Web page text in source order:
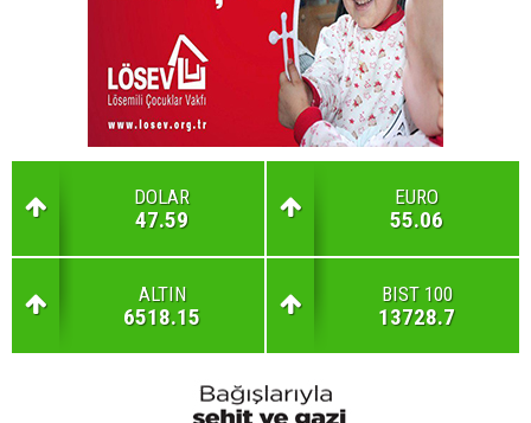
DOLAR
47.59
EURO
55.06
ALTIN
6518.15
BIST 100
13728.7